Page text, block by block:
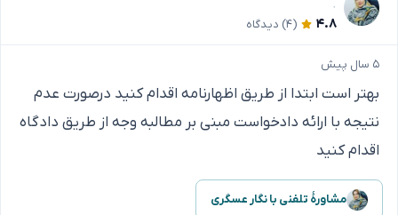
۴.۸ (۴) دیدگاه
۵ سال پیش
بهتر است ابتدا از طریق اظهارنامه اقدام کنید درصورت عدم
نتیجه با ارائه دادخواست مبنی بر مطالبه وجه از طریق دادگاه
اقدام کنید
مشاورهٔ تلفنی با نگار عسگری